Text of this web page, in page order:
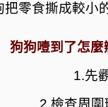
把零食撕成較小
狗狗噎到了怎
1.先
2.檢查周圍